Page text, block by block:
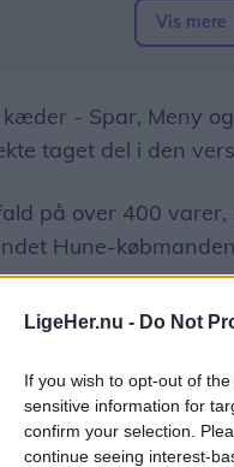
LigeHer.nu - Do Not
If you wish to opt-out of
sensitive information for
confirm your selection.
continue seeing interest-
Vis mere
- Spar, Meny
taget del i den
på over 400
Hune-